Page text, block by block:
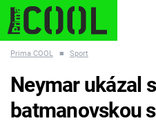
ESCAPE PLNEJ KOTEL
Prima COOL ■ Sport
Neymar ukázal
batmanovskou